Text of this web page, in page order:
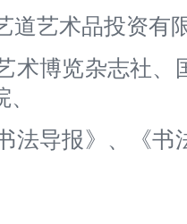
道艺术品投资有
术博览杂志社、
法导报》、《书